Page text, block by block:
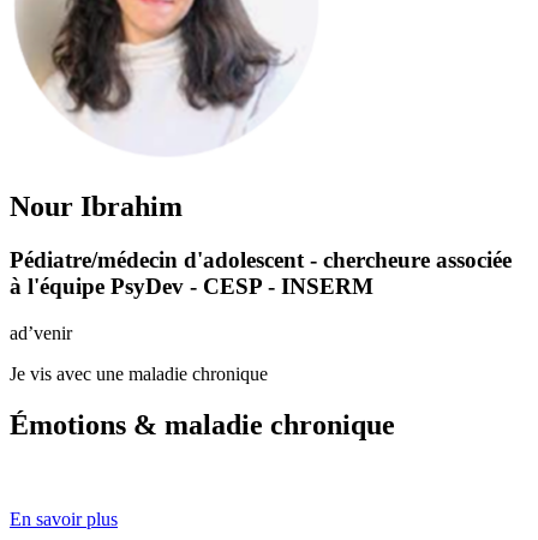
Nour Ibrahim
Pédiatre/médecin d'adolescent - chercheure associée
à l'équipe PsyDev - CESP - INSERM
ad’venir
Je vis avec une maladie chronique
Émotions & maladie chronique
En savoir plus